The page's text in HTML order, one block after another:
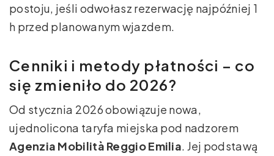
postoju, jeśli odwołasz rezerwację najpóźniej 1
h przed planowanym wjazdem.
Cenniki i metody płatności – co
się zmieniło do 2026?
Od stycznia 2026 obowiązuje nowa,
ujednolicona taryfa miejska pod nadzorem
Agenzia Mobilità Reggio Emilia. Jej podstawą